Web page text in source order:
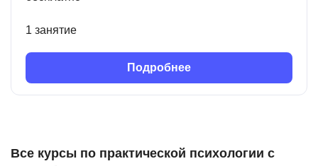
1 занятие
Подробнее
Все курсы по практической психологии с